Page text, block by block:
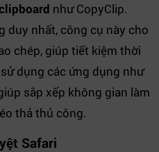
như CopyClip.
duy nhất, công cụ này cho
chép, giúp tiết kiệm thời
dụng các ứng dụng như
sắp xếp không gian làm
thả thủ công.
Safari